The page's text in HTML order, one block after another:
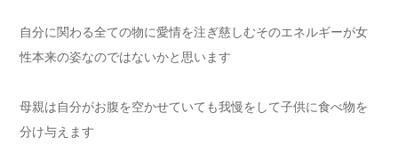
自分に関わる全ての物に愛情を注ぎ慈しむそのエネルギーが女
性本来の姿なのではないかと思います
母親は自分がお腹を空かせていても我慢をして子供に食べ物を
分け与えます